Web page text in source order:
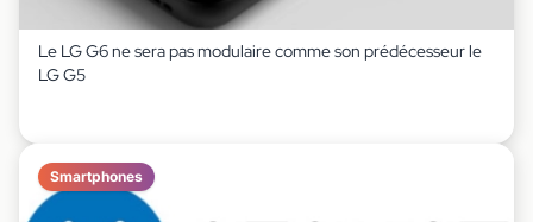
Le LG G6 ne sera pas modulaire comme son prédécesseur le
LG G5
Smartphones